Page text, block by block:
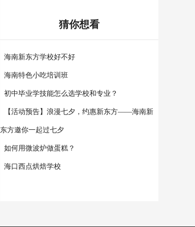
猜你想看
海南新东方学校好不好
海南特色小吃培训班
初中毕业学技能怎么选学校和专业？
【活动预告】浪漫七夕，约惠新东方——海南新
东方邀你一起过七夕
如何用微波炉做蛋糕？
海口西点烘焙学校